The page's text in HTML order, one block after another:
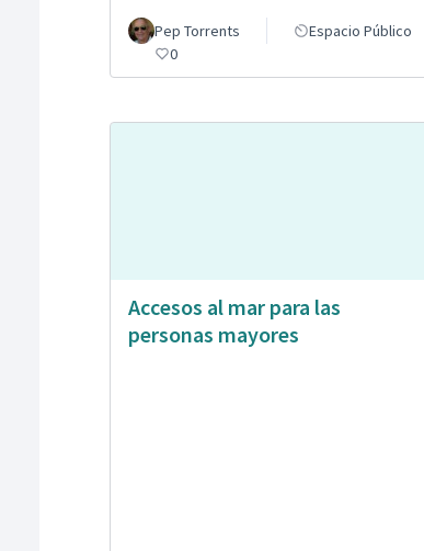
Pep Torrents Espacio Público
0
Accesos al mar para las
personas mayores